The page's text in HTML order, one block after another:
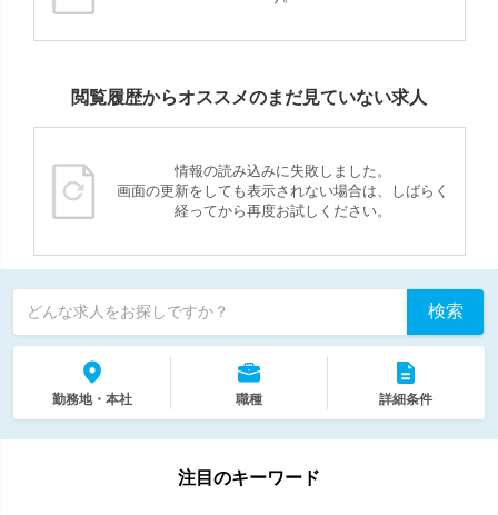
閲覧履歴からオススメのまだ見ていない求人
情報の読み込みに失敗しました。
画面の更新をしても表示されない場合は、しばらく
経ってから再度お試しください。
どんな求人をお探しですか？ 検索
勤務地・本社 職種 詳細条件
注目のキーワード